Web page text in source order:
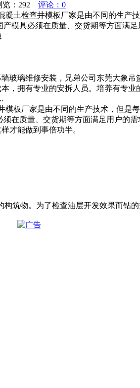
： 292
评论：0
土检查井模板厂家是由不同的生产
模具必须在质量、交货期等方面满
玻璃维修安装，兄弟公司东莞大象
，拥有专业的安拆人员。培养有专
板厂家是由不同的生产技术，但是
在质量、交货期等方面满足用户的
才能做到事倍功半。
筑物。为了检查油层开发效果而钻